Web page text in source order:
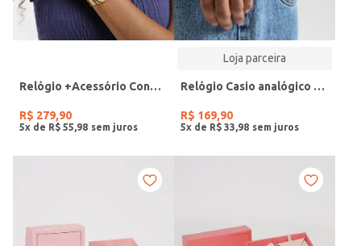
Relógio +Acessório Condor Feminino DOURADO
R$ 279,90
5x de R$ 55 98
Loja parceira
Relógio Casio analógico MW-240-4BVDF-SC
R$ 169,90
5x de R$ 33 98